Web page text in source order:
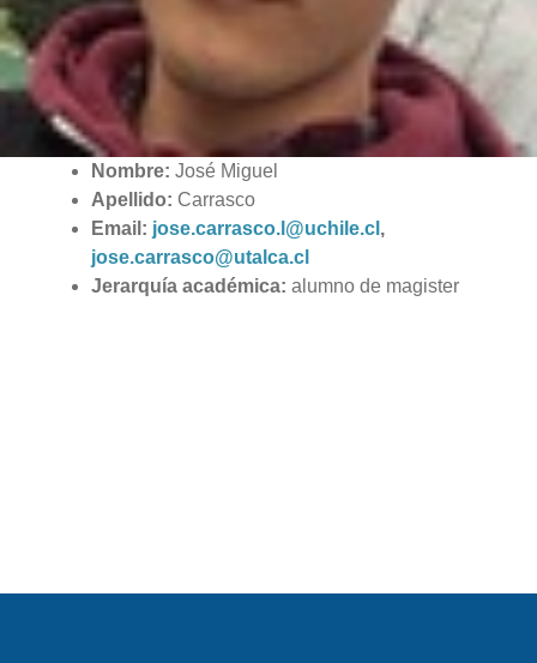
Nombre: José Miguel
Apellido: Carrasco
Email: jose.carrasco.l@uchile.cl ,
jose.carrasco@utalca.cl
Jerarquía académica: alumno de magister